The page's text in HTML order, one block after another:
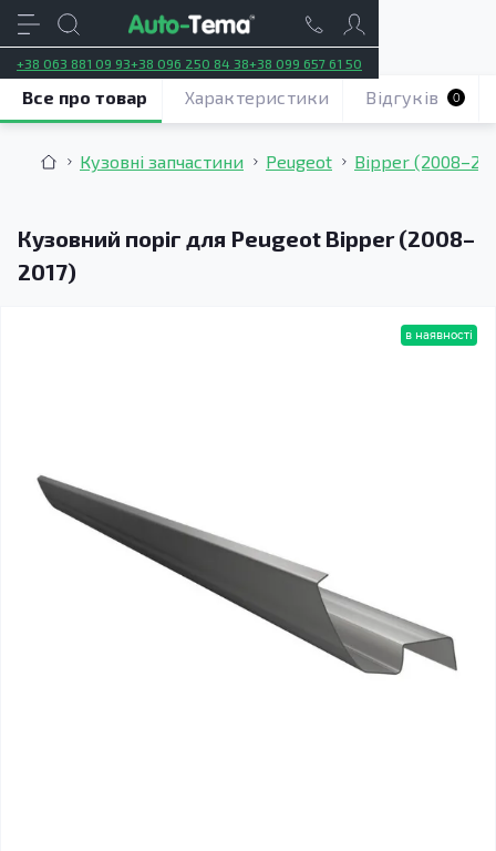
+38 063 881 09 93+38 096 250 84 38+38 099 657 61 50
Кузовні запчастини Peugeot Bipper
Кузовний поріг для Peugeot Bipper (2008–
2017)
Все про товар Характеристики Відгуків 0
в наявності